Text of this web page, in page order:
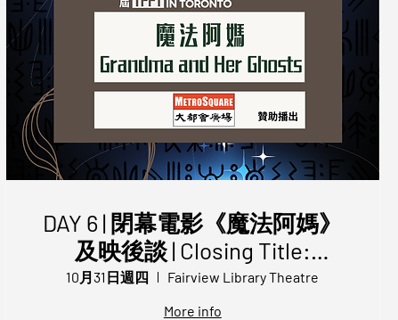
DAY 6 | 閉幕電影《魔法阿媽》
及映後談 | Closing Title:
GRANDMA AND HER GHOSTS
with Q&A | TFFT 2024
10月31日週四
Fairview Library Theatre
More info